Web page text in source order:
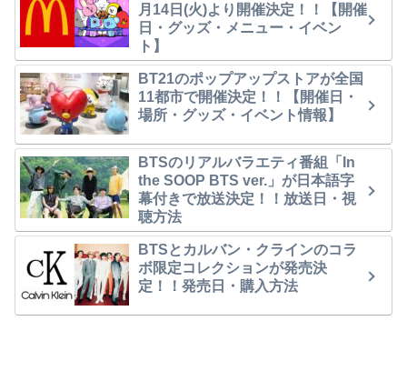
月14日(火)より開催決定！！【開催
日・グッズ・メニュー・イベン
ト】
BT21のポップアップストアが全国
11都市で開催決定！！【開催日・
場所・グッズ・イベント情報】
BTSのリアルバラエティ番組「In
the SOOP BTS ver.」が日本語字
幕付きで放送決定！！放送日・視
聴方法
BTSとカルバン・クラインのコラ
ボ限定コレクションが発売決
定！！発売日・購入方法